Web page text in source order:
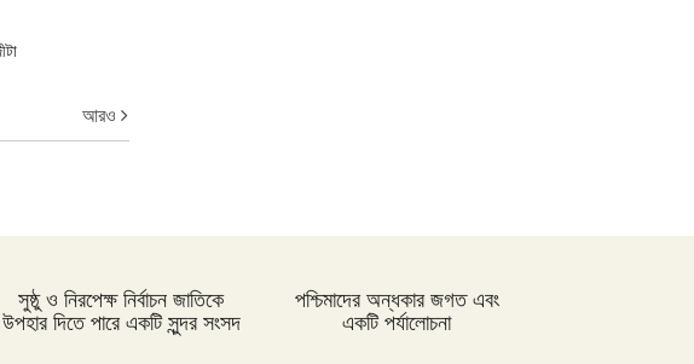
আরও
নড়াইলের চিত্রাপাড়ে চলছে এসএম
সুলতান শীর্ষক দুই দিনব্যাপী আর্ট
সুষ্ঠু ও নিরপেক্ষ নির্বাচন জাতিকে
উপহার দিতে পারে একটি সুন্দর সংসদ
পশ্চিমাদের অন্ধকার জগত এবং
একটি পর্যালোচনা